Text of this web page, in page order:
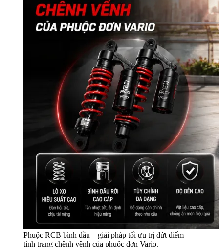
Phuộc RCB bình dầu – giải pháp tối ưu trị dứt điểm
tình trạng chênh vênh của phuộc đơn Vario.